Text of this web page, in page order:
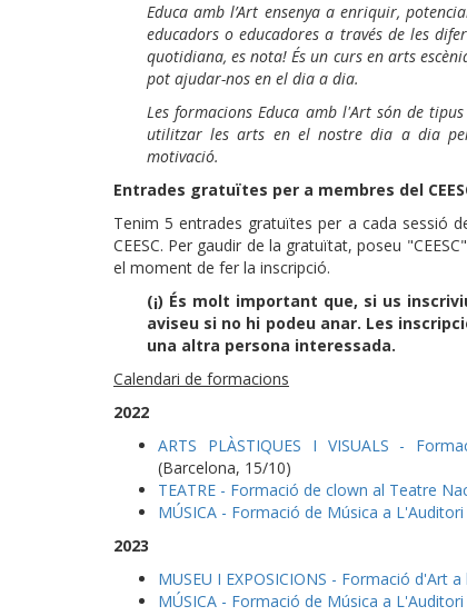
Educa amb l’Art ensenya a enriquir,
educadors o educadores a través de les
quotidiana, es nota! És un curs en arts
pot ajudar-nos en el dia a dia.
Les formacions Educa amb l'Art són de
utilitzar les arts en el nostre dia a dia
motivació.
Entrades gratuïtes per a membres del
Tenim 5 entrades gratuïtes per a cada sessió
CEESC. Per gaudir de la gratuïtat, poseu
el moment de fer la inscripció.
(¡) És molt important que, si us
aviseu si no hi podeu anar. Les
una altra persona interessada.
Calendari de formacions
2022
ARTS PLÀSTIQUES I VISUALS -
(Barcelona, 15/10)
TEATRE - Formació de clown al Teatre
MÚSICA - Formació de Música a L'Auditori
2023
MUSEU I EXPOSICIONS - Formació d'Art
MÚSICA - Formació de Música a